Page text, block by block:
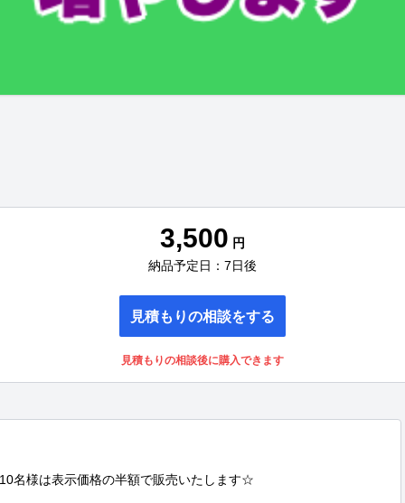
3,500 円
納品予定日：7日後
見積もりの相談をする
見積もりの相談後に購入できます
名様は表示価格の半額で販売いたします☆